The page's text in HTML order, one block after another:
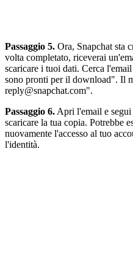
Passaggio 5. Ora, Snapchat sta
volta completato, riceverai
scaricare i tuoi dati. Cerca
sono pronti per il download". Il
reply@snapchat.com".
Passaggio 6. Apri l'email e
scaricare la tua copia. Potrebbe
nuovamente l'accesso al tuo
l'identità.